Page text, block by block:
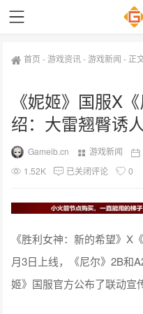
首页 -游戏资讯-游戏新闻 - 正
《妮姬》国服X
绍：大雷翘臀诱
Gameib.cn 游戏新闻
1.52K
已关闭评论 0
《胜利女神：新的希望》X
月3日上线，《尼尔》2B和
姬》国服官方公布了联动宣